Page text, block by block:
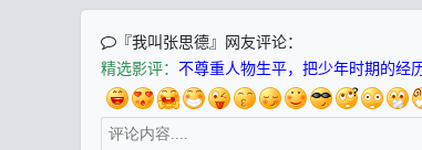
『我叫张思德』网友评论：
精选影评： 不尊重人物生平，把少年时期的经